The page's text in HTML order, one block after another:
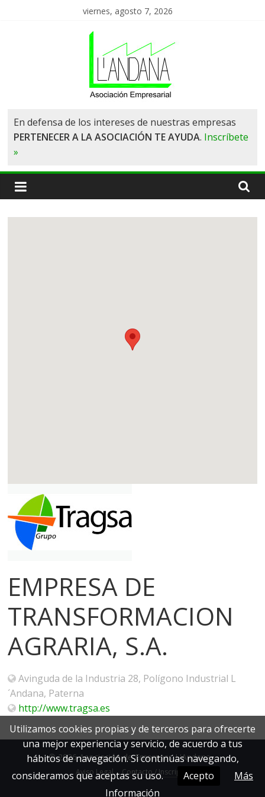
viernes, agosto 7, 2026
Asociación
de
Empresas
L'Andana
En defensa de los intereses de nuestras empresas
PERTENECER A LA ASOCIACIÓN TE AYUDA. Inscríbete
»
EMPRESA DE
TRANSFORMACION
AGRARIA, S.A.
Avinguda de la Industria 28, Polígono Industrial L
´Andana, Paterna
http://www.tragsa.es
© 2026 Asociación de Empresas L'Andana -
Aviso Legal Contacto / Inscripción
Utilizamos cookies propias y de terceros para ofrecerte
una mejor experiencia y servicio, de acuerdo a tus
hábitos de navegación. Si continúas navegando,
consideramos que aceptas su uso.
Acepto
Más
Información